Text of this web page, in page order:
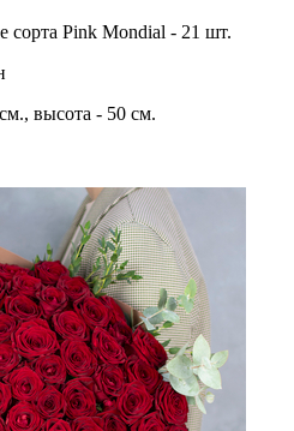
сорта Pink Mondial - 21 шт.
высота - 50 см.